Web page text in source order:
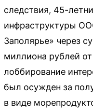
следствия, 45-
инфраструктуры
Заполярье» через
миллиона рублей
лоббирование
был осужден за
в виде